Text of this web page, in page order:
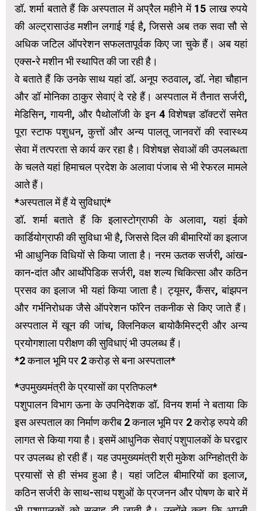
डॉ. शर्मा बताते हैं कि अस्पताल में अप्रैल महीने में 15 लाख रुपये
की अल्ट्रासाउंड मशीन लगाई गई है, जिससे अब तक सवा सौ से
अधिक जटिल ऑपरेशन सफलतापूर्वक किए जा चुके हैं। अब यहां
एक्स-रे मशीन भी स्थापित की जा रही है।
वे बताते हैं कि उनके साथ यहां डॉ. अनूप रुठवाल, डॉ. नेहा चौहान
और डॉ मोनिका ठाकुर सेवाएं दे रहे हैं। अस्पताल में तैनात सर्जरी,
मेडिसिन, गायनी, और पैथोलॉजी के इन 4 विशेषज्ञ डॉक्टरों समेत
पूरा स्टाफ पशुधन, कुत्तों और अन्य पालतू जानवरों की स्वास्थ्य
सेवा में तत्परता से कार्य कर रहा है। विशेषज्ञ सेवाओं की उपलब्धता
के चलते यहां हिमाचल प्रदेश के अलावा पंजाब से भी रेफरल मामले
आते हैं।
*अस्पताल में हैं ये सुविधाएं*
डॉ. शर्मा बताते हैं कि इलास्टोग्राफी के अलावा, यहां ईको
कार्डियोग्राफी की सुविधा भी है, जिससे दिल की बीमारियों का इलाज
भी आधुनिक विधियों से किया जाता है। नरम ऊतक सर्जरी, आंख-
कान-दांत और आर्थाेपेडिक सर्जरी, वक्ष शल्य चिकित्सा और कठिन
प्रसव का इलाज भी यहां किया जाता है। ट्यूमर, कैंसर, बांझपन
और गर्भनिरोधक जैसे ऑपरेशन फॉरेन तकनीक से किए जाते हैं।
अस्पताल में खून की जांच, क्लिनिकल बायोकैमिस्ट्री और अन्य
प्रयोगशाला परीक्षण की सुविधाएं भी उपलब्ध हैं।
*2 कनाल भूमि पर 2 करोड़ से बना अस्पताल*
*उपमुख्यमंत्री के प्रयासों का प्रतिफल*
पशुपालन विभाग ऊना के उपनिदेशक डॉ. विनय शर्मा ने बताया कि
इस अस्पताल का निर्माण करीब 2 कनाल भूमि पर 2 करोड़ रुपये की
लागत से किया गया है। इसमें आधुनिक सेवाएं पशुपालकों के घरद्वार
पर उपलब्ध हो रही हैं। यह उपमुख्यमंत्री श्री मुकेश अग्निहोत्री के
प्रयासों से ही संभव हुआ है। यहां जटिल बीमारियों का इलाज,
कठिन सर्जरी के साथ-साथ पशुओं के प्रजनन और पोषण के बारे में